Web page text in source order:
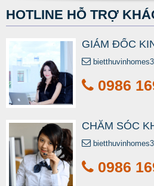
HOTLINE HỖ TRỢ
GIÁM ĐỐC
0986
CHĂM SÓC
0986